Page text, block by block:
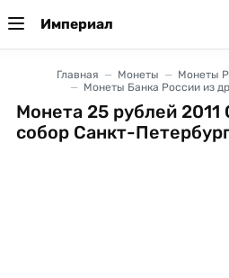
Империал
Главная Монеты
Монеты
Монеты Банка России из
Монета 25 рублей
собор Санкт-